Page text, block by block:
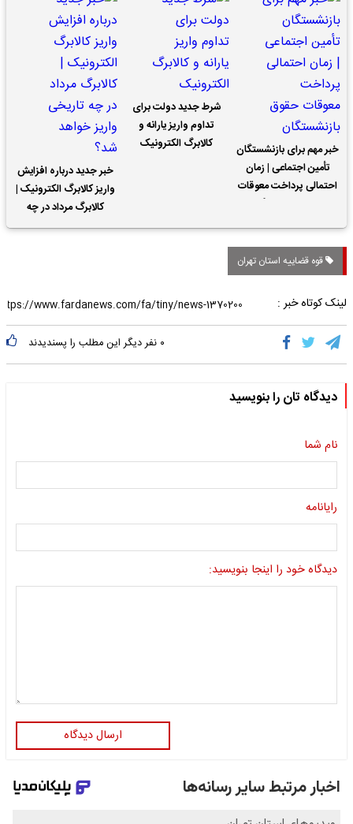
خبر مهم برای بازنشستگان
تأمین اجتماعی | زمان
احتمالی پرداخت معوقات
شرط جدید دولت برای
تداوم واریز یارانه و
کالابرگ الکترونیک
خبر جدید درباره افزایش
واریز کالابرگ الکترونیک |
کالابرگ مرداد در چه
تاریخی واریز خواهد شد؟
قوه قضاییه استان تهران
لینک کوتاه خبر :
۰ نفر دیگر این مطلب را پسندیدند
دیدگاه تان را بنویسید
نام شما
رایانامه
دیدگاه خود را اینجا بنویسید:
ارسال دیدگاه